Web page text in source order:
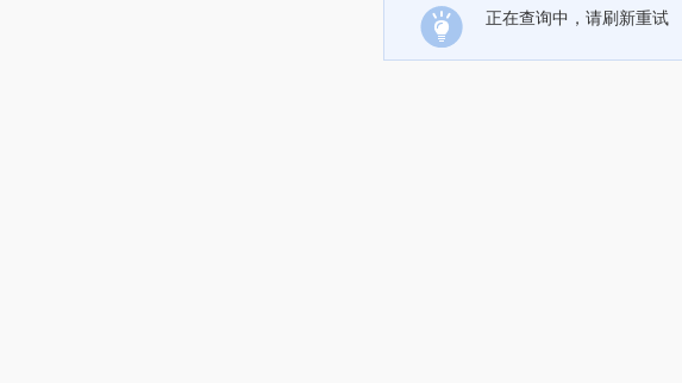
正在查询中，请刷新重试